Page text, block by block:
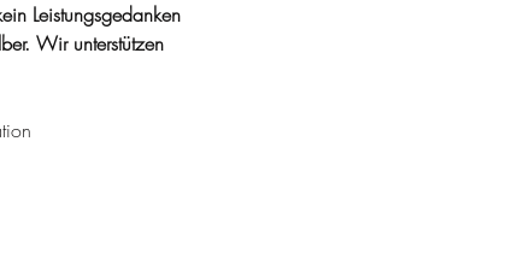
Leistungsgedanken
Wir unterstützen